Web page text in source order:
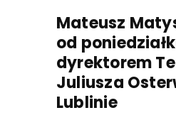
Mateusz
od
dyrektorem
Juliusza
Lublinie